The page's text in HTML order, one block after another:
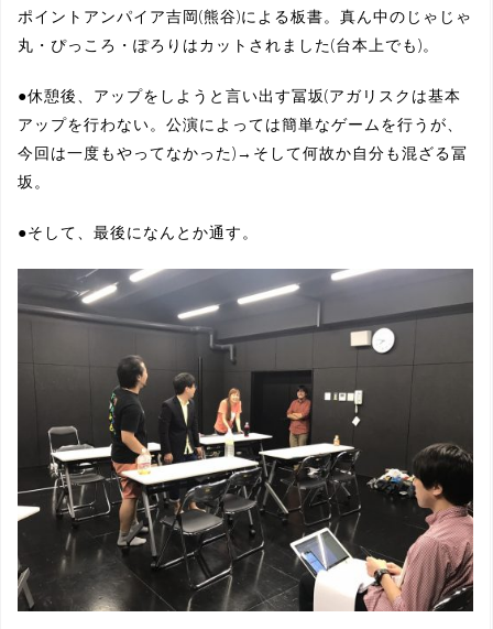
ポイントアンパイア吉岡(熊谷)による板書。真ん中のじゃじゃ
丸・ぴっころ・ぽろりはカットされました(台本上でも)。
●休憩後、アップをしようと言い出す冨坂(アガリスクは基本
アップを行わない。公演によっては簡単なゲームを行うが、
今回は一度もやってなかった)→そして何故か自分も混ざる冨
坂。
●そして、最後になんとか通す。